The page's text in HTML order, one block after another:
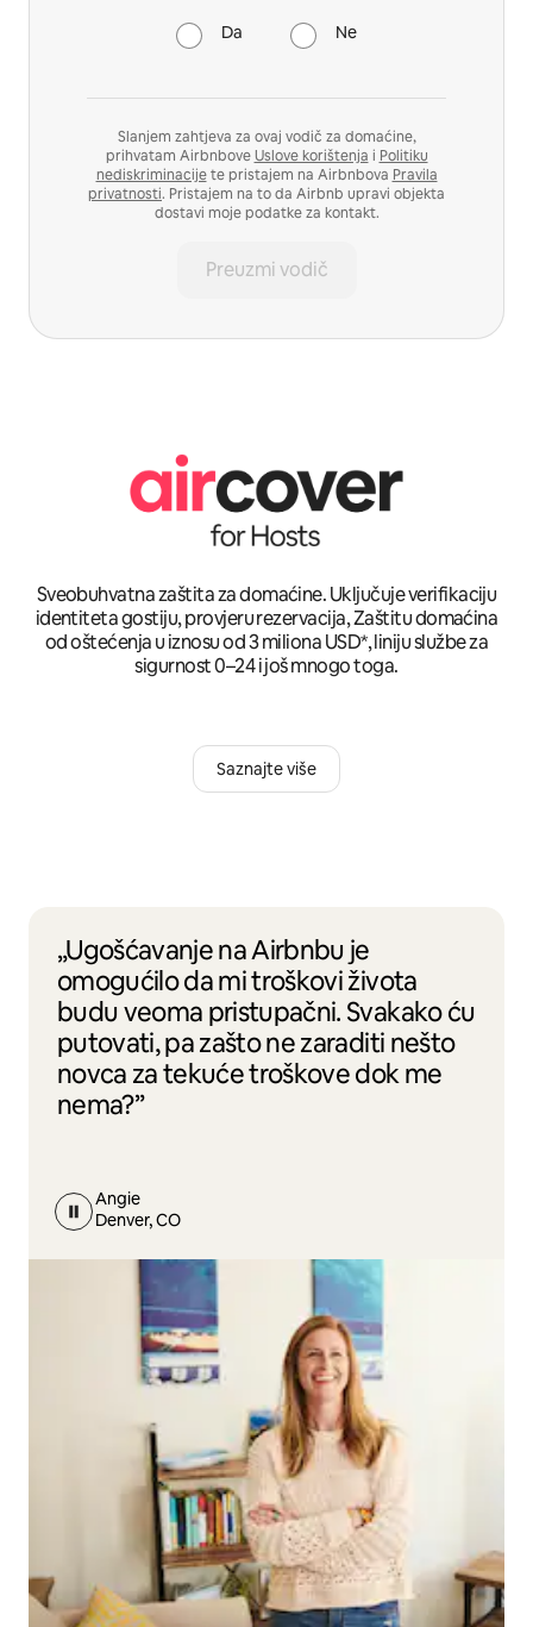
Da Ne
Slanjem zahtjeva za ovaj vodič za domaćine,
prihvatam AirbnboveUslove korištenja i Politiku
nediskriminacijete pristajem na Airbnbova Pravila
privatnosti. Pristajem na to da Airbnb upravi objekta
dostavi moje podatke za kontakt.
Preuzmi vodič
Sveobuhvatna zaštita za domaćine. Uključuje verifikaciju
identiteta gostiju, provjeru rezervacija, Zaštitu domaćina
od oštećenja u iznosu od 3 miliona USD*, liniju službe za
sigurnost 0–24 i još mnogo toga.
Saznajte više
„Ugošćavanje na Airbnbu je
omogućilo da mi troškovi života
budu veoma pristupačni. Svakako ću
putovati, pa zašto ne zaraditi nešto
novca za tekuće troškove dok me
nema?”
Angie
Denver, CO